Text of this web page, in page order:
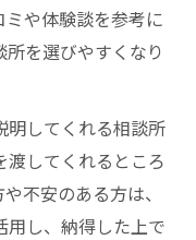
や体験談を参考に
を選びやすくなり
明してくれる相談所
してくれるところ
不安のある方は、
し、納得した上で